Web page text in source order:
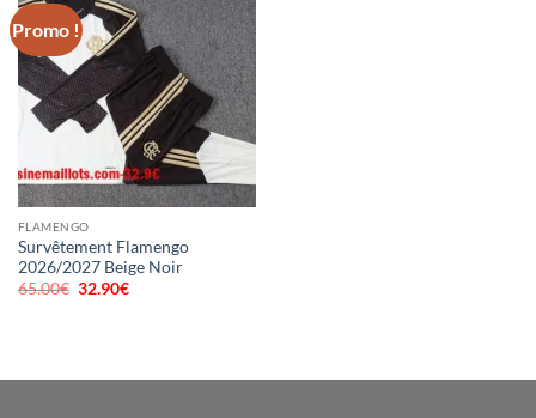
Promo !
FLAMENGO
Survêtement Flamengo
2026/2027 Beige Noir
65.00€ Le
32.90€Le